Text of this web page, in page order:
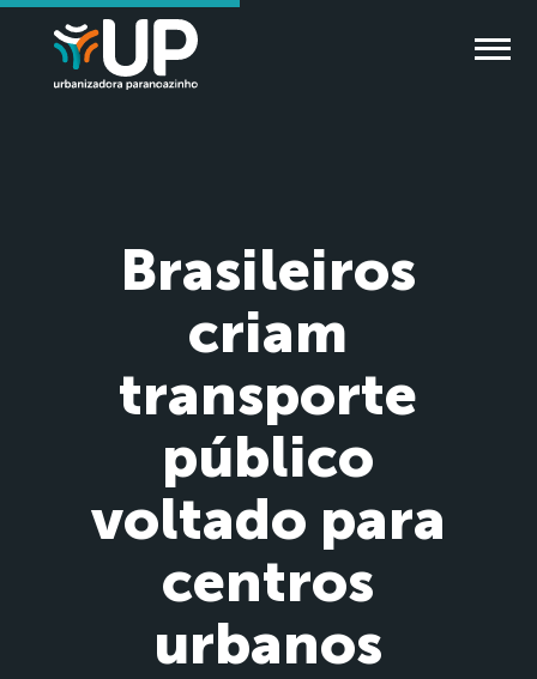
Brasileiros
criam
transporte
público
voltado para
centros
urbanos